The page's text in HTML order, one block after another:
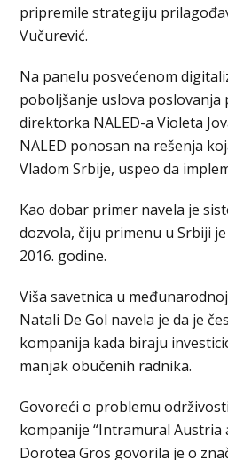
pripremile strategiju
Vučurević.
Na panelu posvećenom
poboljšanje uslova poslovanja
direktorka NALED-a Violeta
NALED ponosan na rešenja
Vladom Srbije, uspeo da
Kao dobar primer navela je
dozvola, čiju primenu u Srbiji
2016. godine.
Viša savetnica u
Natali De Gol navela je da je
kompanija kada biraju
manjak obučenih radnika.
Govoreći o problemu
kompanije “Intramural Austria
Dorotea Gros govorila je o